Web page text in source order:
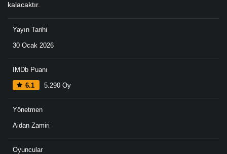
kalacaktır.
Yayın Tarihi
30 Ocak 2026
IMDb Puanı
6.1 5.290 Oy
Yönetmen
Aidan Zamiri
Oyuncular